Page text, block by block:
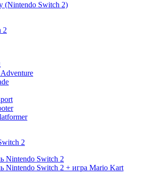
(Nintendo Switch 2)
2
2
Nintendo Switch 2
Nintendo Switch 2 + игра Mario Kart